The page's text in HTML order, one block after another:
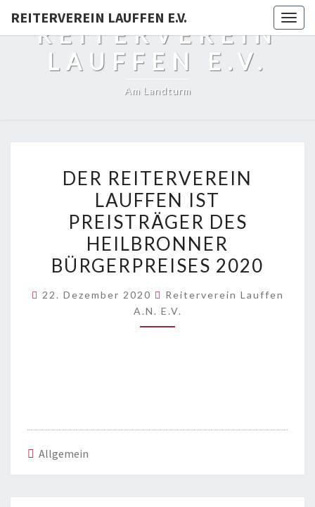
REITERVEREIN LAUFFEN E.V.
REITERVEREIN
LAUFFEN E.V.
Am Landturm
REITERVEREIN
LAUFFEN
IST
PREISTRÄGER
DES
HEILBRONNER
BÜRGERPREISES
2020
DER REITERVEREIN
LAUFFEN IST
PREISTRÄGER DES
HEILBRONNER
BÜRGERPREISES 2020
22. Dezember 2020
Reiterverein Lauffen
A.N. E.V.
Allgemein